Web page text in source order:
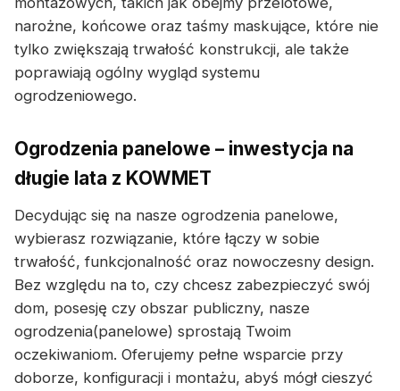
narożne, końcowe oraz taśmy maskujące, które nie
tylko zwiększają trwałość konstrukcji, ale także
poprawiają ogólny wygląd systemu
ogrodzeniowego.
Ogrodzenia panelowe – inwestycja na
długie lata z KOWMET
Decydując się na nasze ogrodzenia panelowe,
wybierasz rozwiązanie, które łączy w sobie
trwałość, funkcjonalność oraz nowoczesny design.
Bez względu na to, czy chcesz zabezpieczyć swój
dom, posesję czy obszar publiczny, nasze
ogrodzenia(panelowe) sprostają Twoim
oczekiwaniom. Oferujemy pełne wsparcie przy
doborze, konfiguracji i montażu, abyś mógł cieszyć